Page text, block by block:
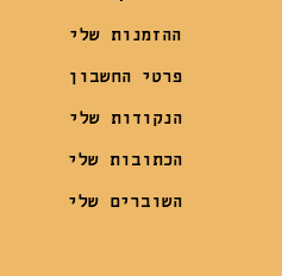
ההזמנות שלי
פרטי החשבון
הנקודות שלי
הכתובות שלי
השוברים שלי